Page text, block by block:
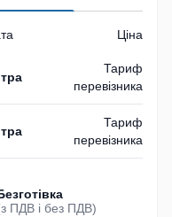
Ціна
Тариф
перевізника
Тариф
перевізника
ПДВ і без ПДВ)